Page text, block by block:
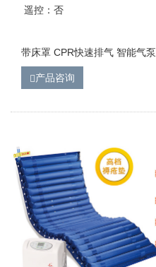
遥控：否
带床罩 CPR快速排气 智能气泵
产品咨询